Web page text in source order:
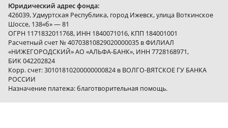
Юридический адрес фонда:
426039, Удмуртская Республика, город Ижевск, улица Воткинское
Шоссе, 138«б» — 81
ОГРН 1171832011768, ИНН 1840071016, КПП 184001001
Расчетный счет № 40703810829020000035 в ФИЛИАЛ
«НИЖЕГОРОДСКИЙ» АО «АЛЬФА-БАНК», ИНН 7728168971,
БИК 042202824
Корр. счет: 30101810200000000824 в ВОЛГО-ВЯТСКОЕ ГУ БАНКА
РОССИИ
Назначение платежа: благотворительная помощь.